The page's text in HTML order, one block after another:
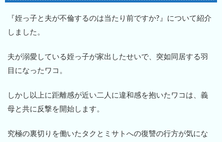
『姪っ子と夫が不倫するのは当たり前ですか?』について紹介
しました。
夫が溺愛している姪っ子が家出したせいで、突如同居する羽
目になったワコ。
しかし以上に距離感が近い二人に違和感を抱いたワコは、義
母と共に反撃を開始します。
究極の裏切りを働いたタクとミサトへの復讐の行方が気にな